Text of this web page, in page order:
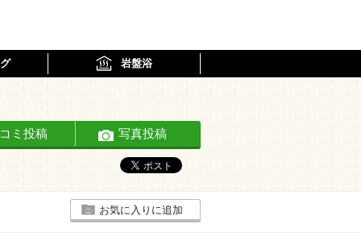
岩盤浴
ミ投稿 写真投稿
お気に入りに追加